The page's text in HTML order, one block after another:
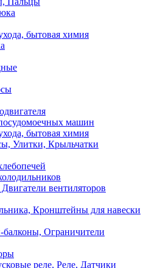
бытовая химия
машин
бытовая химия
Улитки, Крыльчатки
вентиляторов
Кронштейны для навески
Ограничители
реле, Реле, Датчики